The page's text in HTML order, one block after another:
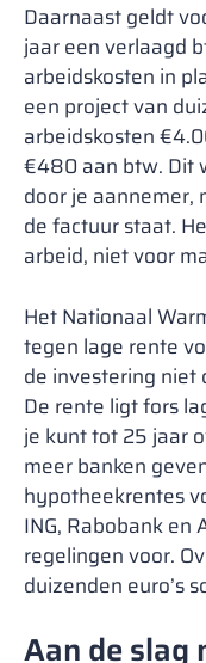
Daarnaast geldt
jaar een verlaagd
arbeidskosten in
een project van
arbeidskosten
€480 aan btw. Dit
door je aannemer,
de factuur staat.
arbeid, niet voor
Het Nationaal
tegen lage rente
de investering niet
De rente ligt fors
je kunt tot 25 jaar
meer banken
hypotheekrentes
ING, Rabobank en
regelingen voor.
duizenden euro’s
Aan de slag